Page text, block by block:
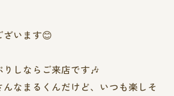
ざいます😊
しならご来店です🎶
なまるくんだけど、いつも楽しそ